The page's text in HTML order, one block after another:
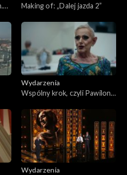
Making of: „Dalej jazda 2”
Wydarzenia
Wspólny krok, czyli Pawilon
Wydarzenia